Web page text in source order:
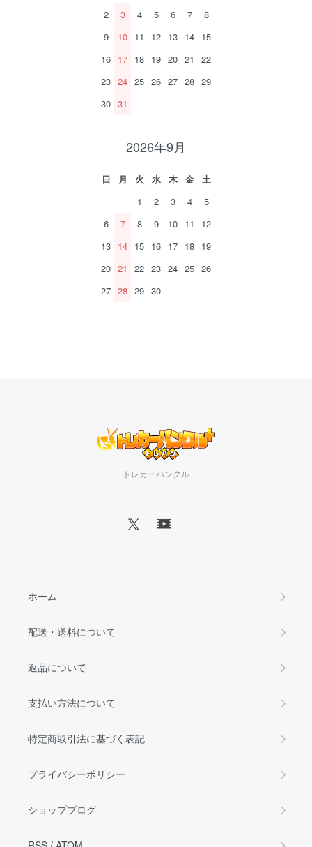
2
3 4 5 6 7
8
9
10 11 12 13 14 15
16 17 18 19 20 21
22
23 24 25 26 27 28 29
30 31
2026年9月
日 月 火 水 木 金
土
1
2 3 4
5
6
7 8 9 10 11
12
13 14 15 16 17 18 19
20 21 22 23 24 25 26
27 28 29 30
トレカーバンクル
ホーム
配送・送料について
返品について
支払い方法について
特定商取引法に基づく表記
プライバシーポリシー
ショップブログ